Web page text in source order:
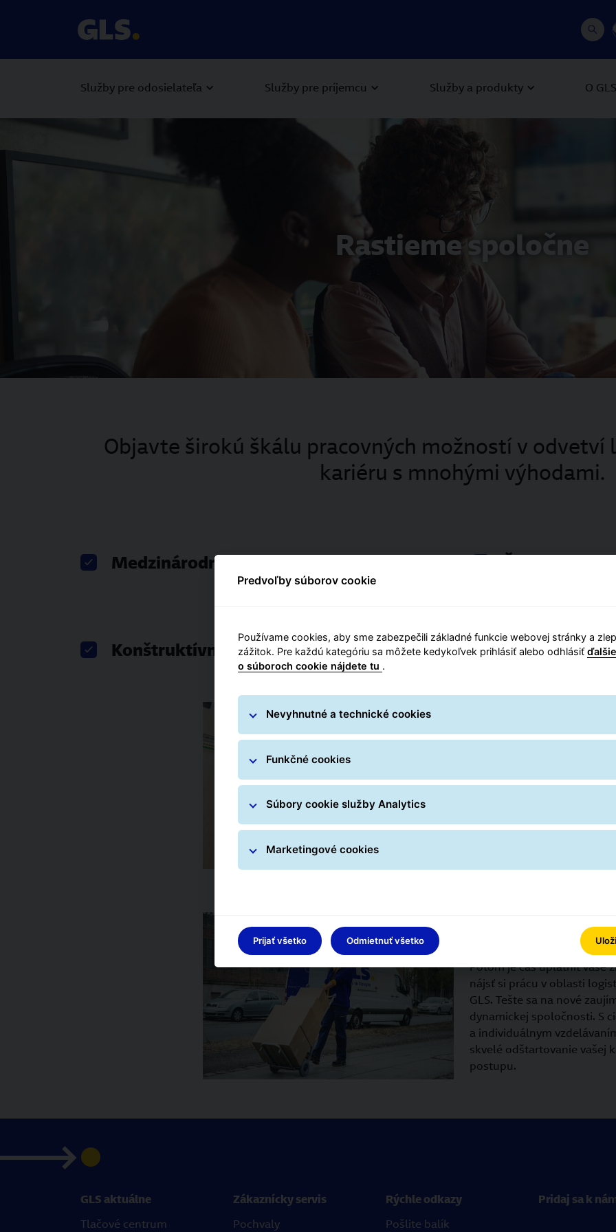
Služby pre odosielateľa Služby pre príjemcu Služby a produkty O GLS
Rastieme spoločne
Objavte širokú škálu pracovných možností v odvetví
kariéru s mnohými výhodami.
Medzinárodné projekty Ďalšie
Konštruktívna tímová práca Vysoký
Pracovné miesta GLS
Ako silná spoločnosť v
sa priemyselnom odvetví
odborníkov. Budete
prostredí. Budete formovať
spoločnosti. V GLS sa
výzvy a lákavé kariérne
profesionálov v oblasti
Práve ste skončili strednú
Potom je čas uplatniť vaše
nájsť si prácu v oblasti
GLS. Tešte sa na nové
dynamickej spoločnosti. S
a individuálnym
skvelé odštartovanie vašej
postupu.
GLS aktuálne
Tlačové centrum
Zákaznícky servis
Pochvaly
Rýchle odkazy
Pošlite balík
Pridaj sa k
Predvoľby súborov cookie
Používame cookies, aby sme zabezpečili základné funkcie webovej stránky a
zážitok. Pre každú kategóriu sa môžete kedykoľvek prihlásiť alebo odhlásiť
o súboroch cookie nájdete tu .
Nevyhnutné a technické cookies
Funkčné cookies
Súbory cookie služby Analytics
Marketingové cookies
Prijať všetko Odmietnuť všetko